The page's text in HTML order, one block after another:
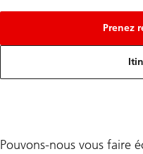
Prenez
Pouvons-nous vous faire